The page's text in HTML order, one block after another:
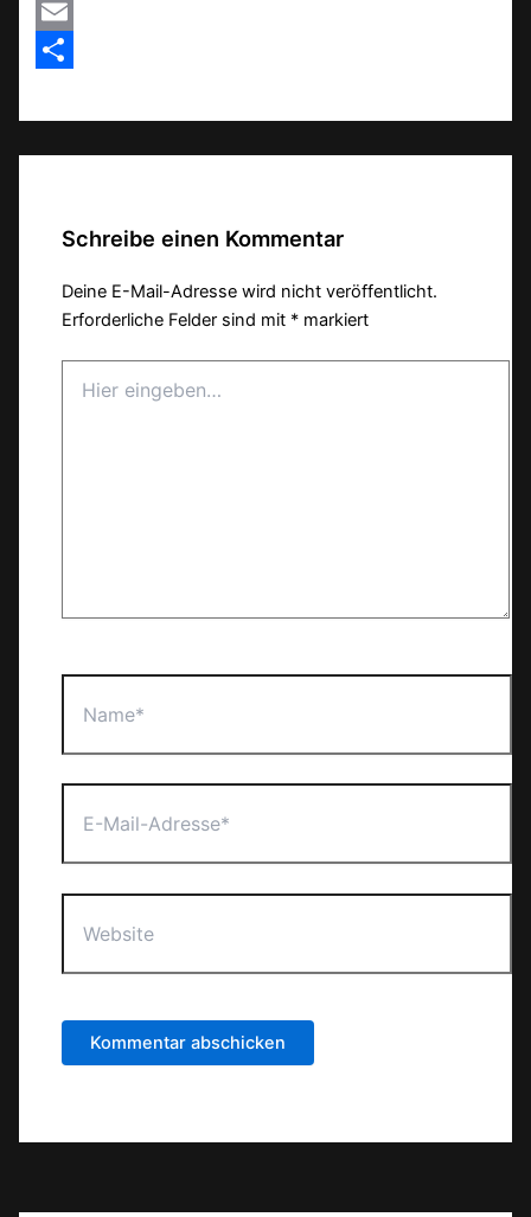
MeWe
Email
Schreibe einen Kommentar
Deine E-Mail-Adresse wird nicht veröffentlicht.
Erforderliche Felder sind mit * markiert
eingeben…
Mail-